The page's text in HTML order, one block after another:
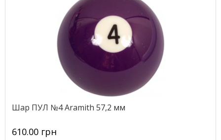
Шар ПУЛ №4 Aramith 57,2 мм
610.00 грн